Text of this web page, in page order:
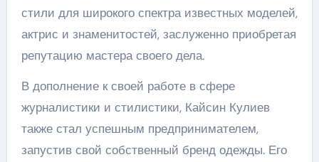
стили для широкого спектра известных моделей,
актрис и знаменитостей, заслуженно приобретая
репутацию мастера своего дела.
В дополнение к своей работе в сфере
журналистики и стилистики, Кайсин Кулиев
также стал успешным предпринимателем,
запустив свой собственный бренд одежды. Его